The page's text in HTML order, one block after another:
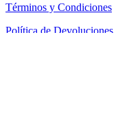
Términos y Condiciones
Política de Devoluciones